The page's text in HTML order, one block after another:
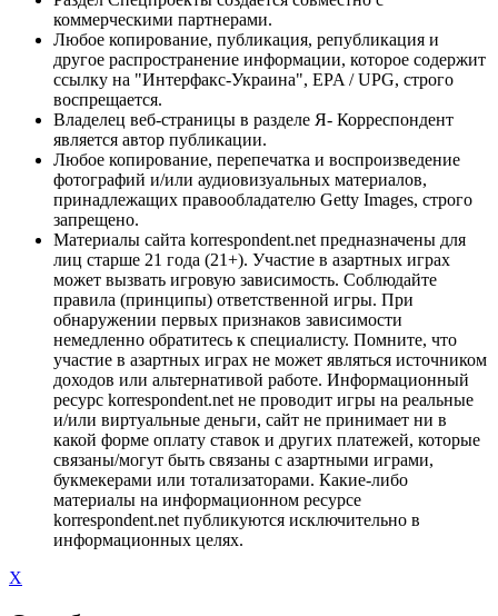
коммерческими партнерами.
Любое копирование, публикация, републикация и
другое распространение информации, которое содержит
ссылку на "Интерфакс-Украина", EPA / UPG, строго
воспрещается.
Владелец веб-страницы в разделе Я- Корреспондент
является автор публикации.
Любое копирование, перепечатка и воспроизведение
фотографий и/или аудиовизуальных материалов,
принадлежащих правообладателю Getty Images, строго
запрещено.
Материалы сайта korrespondent.net предназначены для
лиц старше 21 года (21+). Участие в азартных играх
может вызвать игровую зависимость. Соблюдайте
правила (принципы) ответственной игры. При
обнаружении первых признаков зависимости
немедленно обратитесь к специалисту. Помните, что
участие в азартных играх не может являться источником
доходов или альтернативой работе. Информационный
ресурс korrespondent.net не проводит игры на реальные
и/или виртуальные деньги, сайт не принимает ни в
какой форме оплату ставок и других платежей, которые
связаны/могут быть связаны с азартными играми,
букмекерами или тотализаторами. Какие-либо
материалы на информационном ресурсе
korrespondent.net публикуются исключительно в
информационных целях.
X